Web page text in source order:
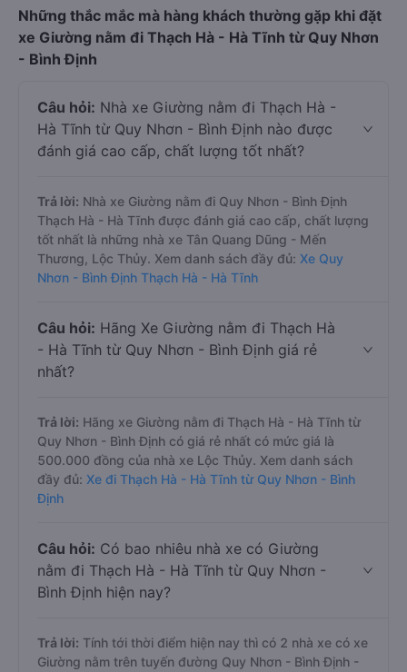
Những thắc mắc mà hàng khách thường gặp khi đặt
xe Giường nằm đi Thạch Hà - Hà Tĩnh từ Quy Nhơn
- Bình Định
Câu hỏi: Nhà xe Giường nằm đi Thạch Hà -
Hà Tĩnh từ Quy Nhơn - Bình Định nào được
đánh giá cao cấp, chất lượng tốt nhất?
Trả lời: Nhà xe Giường nằm đi Quy Nhơn - Bình Định
Thạch Hà - Hà Tĩnh được đánh giá cao cấp, chất lượng
tốt nhất là những nhà xe Tân Quang Dũng - Mến
Thương, Lộc Thủy. Xem danh sách đầy đủ: Xe Quy
Nhơn - Bình Định Thạch Hà - Hà Tĩnh
Câu hỏi: Hãng Xe Giường nằm đi Thạch Hà
- Hà Tĩnh từ Quy Nhơn - Bình Định giá rẻ
nhất?
Trả lời: Hãng xe Giường nằm đi Thạch Hà - Hà Tĩnh từ
Quy Nhơn - Bình Định có giá rẻ nhất có mức giá là
500.000 đồng của nhà xe Lộc Thủy. Xem danh sách
đầy đủ: Xe đi Thạch Hà - Hà Tĩnh từ Quy Nhơn - Bình
Định
Câu hỏi: Có bao nhiêu nhà xe có Giường
nằm đi Thạch Hà - Hà Tĩnh từ Quy Nhơn -
Bình Định hiện nay?
Trả lời: Tính tới thời điểm hiện nay thì có 2 nhà xe có xe
Giường nằm trên tuyến đường Quy Nhơn - Bình Định -